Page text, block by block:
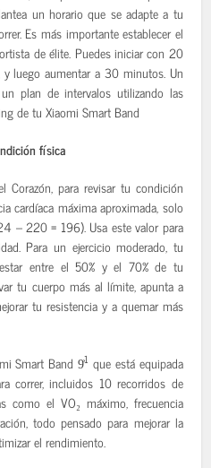
un horario que se adapte a tu
Es más importante establecer el
de élite. Puedes iniciar con 20
luego aumentar a 30 minutos. Un
plan de intervalos utilizando las
de tu Xiaomi Smart Band
física
Corazón, para revisar tu condición
cardíaca máxima aproximada, solo
– 220 = 196). Usa este valor para
Para un ejercicio moderado, tu
entre el 50% y el 70% de tu
tu cuerpo más al límite, apunta a
tu resistencia y a quemar más
Smart Band 9͐1 que está equipada
correr, incluidos 10 recorridos de
como el VO₂ máximo, frecuencia
todo pensado para mejorar la
el rendimiento.